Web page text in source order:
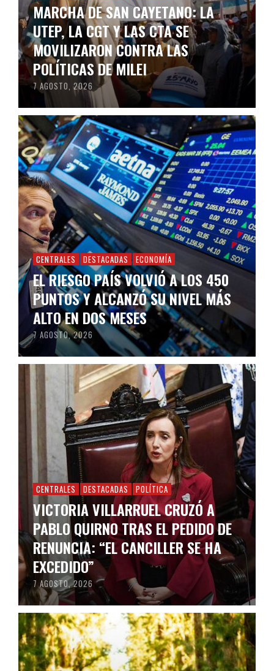
MARCHA DE SAN CAYETANO: LA
UTEP, LA CGT Y LAS CTA SE
MOVILIZARON CONTRA LAS
POLÍTICAS DE MILEI
7 AGOSTO, 2026
CENTRALES DESTACADAS ECONOMÍA
EL RIESGO PAÍS VOLVIÓ A LOS 450
PUNTOS Y ALCANZÓ SU NIVEL MÁS
ALTO EN DOS MESES
7 AGOSTO, 2026
CENTRALES DESTACADAS POLÍTICA
VICTORIA VILLARRUEL CRUZÓ A
PABLO QUIRNO TRAS EL PEDIDO DE
RENUNCIA: “EL CANCILLER SE HA
EXCEDIDO”
7 AGOSTO, 2026